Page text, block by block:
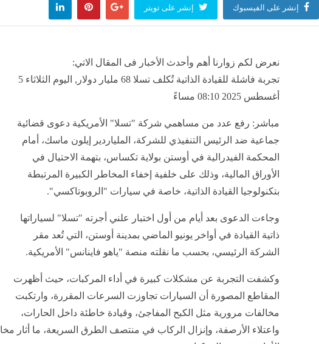
إنشر على الفيسبوك إنشر على تويتر
نعرض لكم زوارنا أهم وأحدث الأخبار فى المقال الاتي:
تجربة فاشلة للقيادة الذاتية تُكلف تسلا 68 مليار دولار, اليوم الثلاثاء 5
أغسطس 2025 08:10 مساءً
مباشر: رفع عدد من مساهمي شركة "تسلا" الأمريكية دعوى قضائية
جماعية ضد الرئيس التنفيذي للشركة، الملياردير إيلون ماسك، أمام
المحكمة الفيدرالية في أوستن بولاية تكساس، بتهمة الاحتيال في
الأوراق المالية، وذلك على خلفية إخفاء المخاطر الكبيرة المرتبطة
بتكنولوجيا القيادة الذاتية، خاصة في سيارات "الروبوتاكسي".
وجاءت الدعوى بعد أيام من أول اختبار علني أجرته "تسلا" لسياراتها
ذاتية القيادة في أواخر يونيو الماضي بمدينة أوستن، التي تُعد مقر
الشركة الرئيسي، بحسب ما نقلته منصة "ياهو فاينانس" الأمريكية.
وكشفت التجربة عن مشكلات كبيرة في أداء المركبات، حيث أظهرت
المقاطع المصورة أن السيارات تجاوزت السرعات المقررة، وارتكبت
مخالفات مرورية مثل الكبح المفاجئ، وقيادة خاطئة داخل الحارات،
واعتلاء الأرصفة، وإنزال الركاب في منتصف الطرق السريعة، ما